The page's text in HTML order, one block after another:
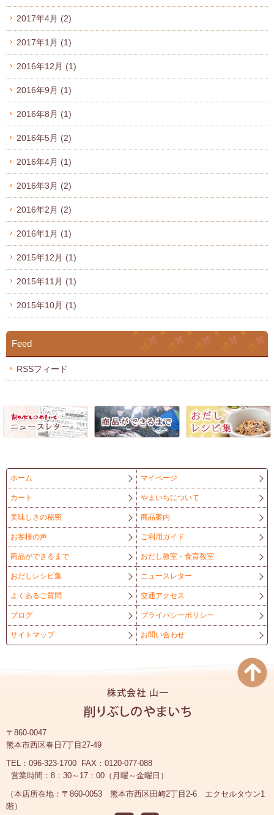
2017年4月 (2)
2017年1月 (1)
2016年12月 (1)
2016年9月 (1)
2016年8月 (1)
2016年5月 (2)
2016年4月 (1)
2016年3月 (2)
2016年2月 (2)
2016年1月 (1)
2015年12月 (1)
2015年11月 (1)
2015年10月 (1)
Feed
RSSフィード
ホーム マイページ
カート やまいちについて
美味しさの秘密 商品案内
お客様の声 ご利用ガイド
商品ができるまで おだし教室・食育教室
おだしレシピ集 ニュースレター
よくあるご質問 交通アクセス
ブログ プライバシーポリシー
サイトマップ お問い合わせ
〒860-0047
熊本市西区春日7丁目27-49
TEL：096-323-1700
FAX：0120-077-088
営業時間：8：30～17：00（月曜～金曜日）
（本店所在地：〒860-0053 熊本市西区田崎2丁目2-6 エクセルタウン1
階）